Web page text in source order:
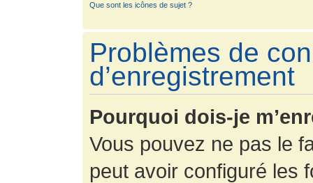
Que sont les icônes de sujet ?
Problèmes de
d’enregistrement
Pourquoi dois-je
Vous pouvez ne pas le
peut avoir configuré les